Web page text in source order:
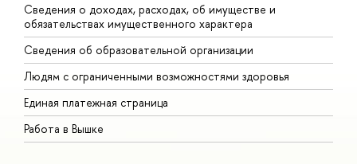
Сведения о доходах, расходах, об имуществе и
обязательствах имущественного характера
Сведения об образовательной организации
Людям с ограниченными возможностями здоровья
Единая платежная страница
Работа в Вышке